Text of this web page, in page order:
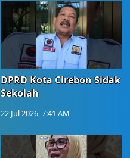
DPRD Kota Cirebon Sidak
Sekolah
22 Jul 2026, 7:41 AM